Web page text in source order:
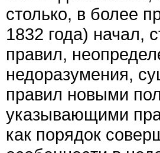
столько, в более
1832 года) начал,
правил,
недоразумения,
правил новыми
указывающими
как порядок